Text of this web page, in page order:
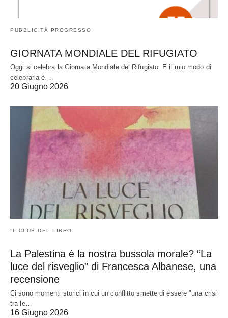
PUBBLICITÀ PROGRESSO
GIORNATA MONDIALE DEL RIFUGIATO
Oggi si celebra la Giornata Mondiale del Rifugiato. E il mio modo di
celebrarla è…
20 Giugno 2026
IL CLUB DEL LIBRO
La Palestina è la nostra bussola morale? “La
luce del risveglio” di Francesca Albanese, una
recensione
Ci sono momenti storici in cui un conflitto smette di essere "una crisi
tra le…
16 Giugno 2026